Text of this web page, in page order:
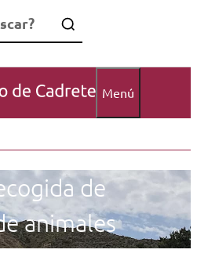
Menú
de
animales